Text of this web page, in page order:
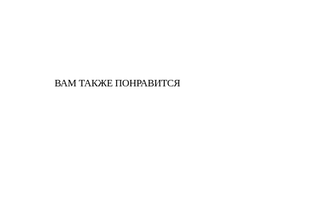
ВАМ ТАКЖЕ ПОНРАВИТСЯ